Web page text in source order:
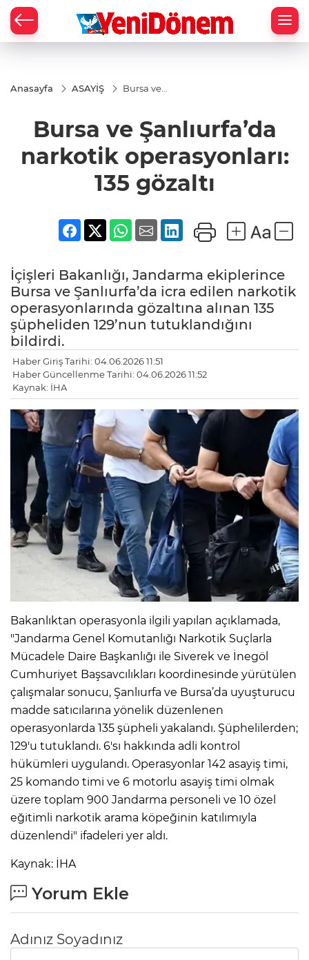
Anasayfa ASAYİŞ
Bursa ve
operasyonları:
135 gözaltı
Bursa ve Şanlıurfa’da
narkotik operasyonları:
135 gözaltı
İçişleri Bakanlığı, Jandarma ekiplerince
Bursa ve Şanlıurfa’da icra edilen narkotik
operasyonlarında gözaltına alınan 135
şüpheliden 129’nun tutuklandığını
bildirdi.
Haber Giriş Tarihi: 04.06.2026 11:51
Haber Güncellenme Tarihi: 04.06.2026 11:52
Kaynak: İHA
Bakanlıktan operasyonla ilgili yapılan açıklamada,
"Jandarma Genel Komutanlığı Narkotik Suçlarla
Mücadele Daire Başkanlığı ile Siverek ve İnegöl
Cumhuriyet Başsavcılıkları koordinesinde yürütülen
çalışmalar sonucu, Şanlıurfa ve Bursa’da uyuşturucu
madde satıcılarına yönelik düzenlenen
operasyonlarda 135 şüpheli yakalandı. Şüphelilerden;
129'u tutuklandı. 6'sı hakkında adli kontrol
hükümleri uygulandı. Operasyonlar 142 asayiş timi,
25 komando timi ve 6 motorlu asayiş timi olmak
üzere toplam 900 Jandarma personeli ve 10 özel
eğitimli narkotik arama köpeğinin katılımıyla
düzenlendi" ifadeleri yer aldı.
Kaynak: İHA
Yorum Ekle
Adınız Soyadınız